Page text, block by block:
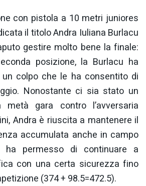
con pistola a 10 metri juniores
il titolo Andra Iuliana Burlacu
gestire molto bene la finale:
posizione, la Burlacu ha
colpo che le ha consentito di
Nonostante ci sia stato un
gara contro l’avversaria
Andra è riuscita a mantenere il
accumulata anche in campo
ha permesso di continuare a
con una certa sicurezza fino
(374 + 98.5=472.5).